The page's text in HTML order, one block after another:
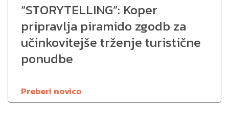
“STORYTELLING”: Koper
pripravlja piramido zgodb za
učinkovitejše trženje turistične
ponudbe
Preberi novico